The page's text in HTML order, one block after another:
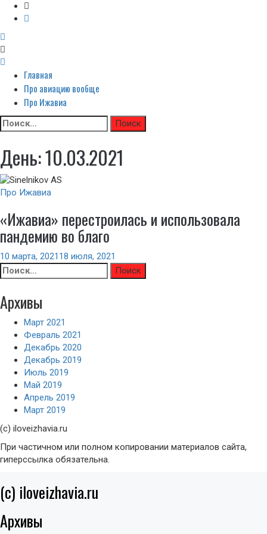
Я люблю ИжАвиа
Неофициальный сайт авиакомпании Ижавиа: Ижавиа и авиация России
Primary
Menu
Главная
Про авиацию вообще
Про Ижавиа
Skip
to
Найти:
День:10.03.2021
Про Ижавиа
«Ижавиа» перестроилась и использовала
пандемию во благо
10 марта, 2021 18 июля, 2021
Найти:
Архивы
Март 2021
Февраль 2021
Декабрь 2020
Декабрь 2019
Июль 2019
Май 2019
Апрель 2019
Март 2019
(с) iloveizhavia.ru
При частичном или полном копировании материалов сайта,
гиперссылка обязательна.
(c) iloveizhavia.ru
Архивы